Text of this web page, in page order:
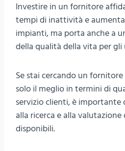
Investire in un fornitore
tempi di inattività e
impianti, ma porta anche a
della qualità della vita per
Se stai cercando un
solo il meglio in termini di
servizio clienti, è importante
alla ricerca e alla
disponibili.